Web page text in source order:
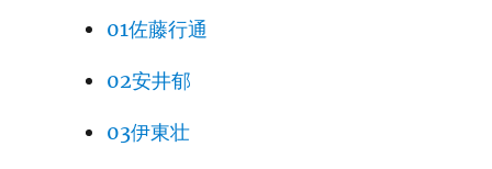
01佐藤行通
02安井郁
03伊東壮